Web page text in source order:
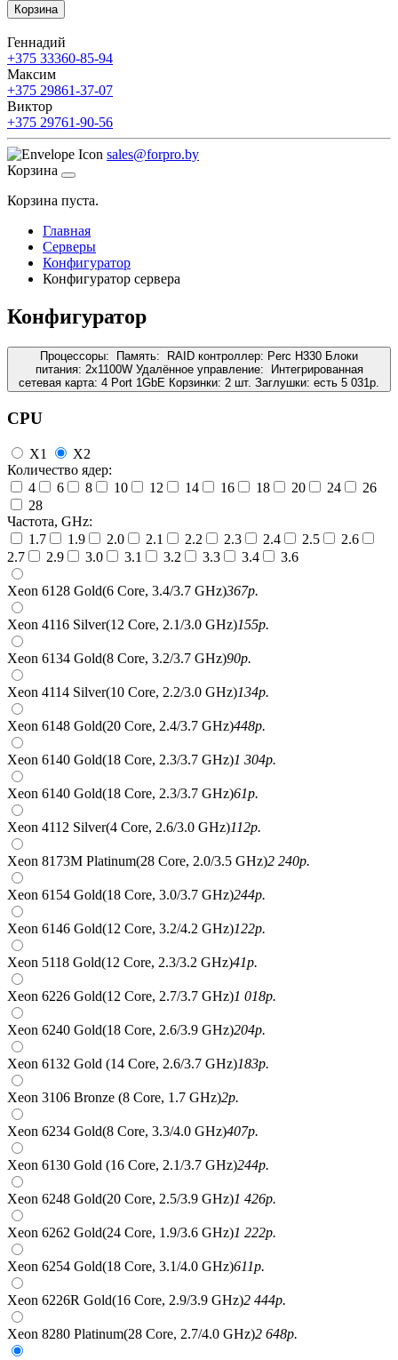
Корзина
Геннадий
+375 33360-85-94
Максим
+375 29861-37-07
Виктор
+375 29761-90-56
sales@forpro.by
Корзина
Корзина пуста.
Главная
Серверы
Конфигуратор
Конфигуратор сервера
Конфигуратор
Процессоры: Память: RAID контроллер: Perc H330 Блоки
питания: 2x1100W Удалённое управление:
Интегрированная
сетевая карта: 4 Port 1GbE Корзинки: 2 шт. Заглушки: есть 5 031 р.
CPU
X1
X2
Количество ядер:
4
6 8 10 12 14 16 18 20 24
26
28
Частота, GHz:
1.7
1.9 2.0 2.1 2.2 2.3 2.4 2.5
2.6
2.7
2.9 3.0 3.1 3.2 3.3 3.4 3.6
Xeon 6128 Gold(6 Core, 3.4/3.7 GHz)367р.
Xeon 4116 Silver(12 Core, 2.1/3.0 GHz)155р.
Xeon 6134 Gold(8 Core, 3.2/3.7 GHz)90р.
Xeon 4114 Silver(10 Core, 2.2/3.0 GHz)134р.
Xeon 6148 Gold(20 Core, 2.4/3.7 GHz)448р.
Xeon 6140 Gold(18 Core, 2.3/3.7 GHz)1 304р.
Xeon 6140 Gold(18 Core, 2.3/3.7 GHz)61р.
Xeon 4112 Silver(4 Core, 2.6/3.0 GHz)112р.
Xeon 8173M Platinum(28 Core, 2.0/3.5 GHz)2 240р.
Xeon 6154 Gold(18 Core, 3.0/3.7 GHz)244р.
Xeon 6146 Gold(12 Core, 3.2/4.2 GHz)122р.
Xeon 5118 Gold(12 Core, 2.3/3.2 GHz)41р.
Xeon 6226 Gold(12 Core, 2.7/3.7 GHz)1 018р.
Xeon 6240 Gold(18 Core, 2.6/3.9 GHz)204р.
Xeon 6132 Gold (14 Core, 2.6/3.7 GHz)183р.
Xeon 3106 Bronze (8 Core, 1.7 GHz)2р.
Xeon 6234 Gold(8 Core, 3.3/4.0 GHz)407р.
Xeon 6130 Gold (16 Core, 2.1/3.7 GHz)244р.
Xeon 6248 Gold(20 Core, 2.5/3.9 GHz)1 426р.
Xeon 6262 Gold(24 Core, 1.9/3.6 GHz)1 222р.
Xeon 6254 Gold(18 Core, 3.1/4.0 GHz)611р.
Xeon 6226R Gold(16 Core, 2.9/3.9 GHz)2 444р.
Xeon 8280 Platinum(28 Core, 2.7/4.0 GHz)2 648р.